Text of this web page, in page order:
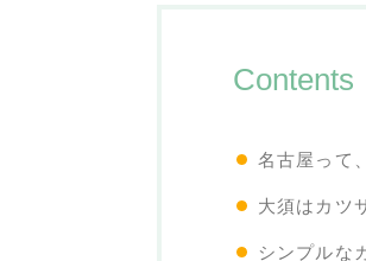
Contents
名古屋って
大須はカツ
シンプルな